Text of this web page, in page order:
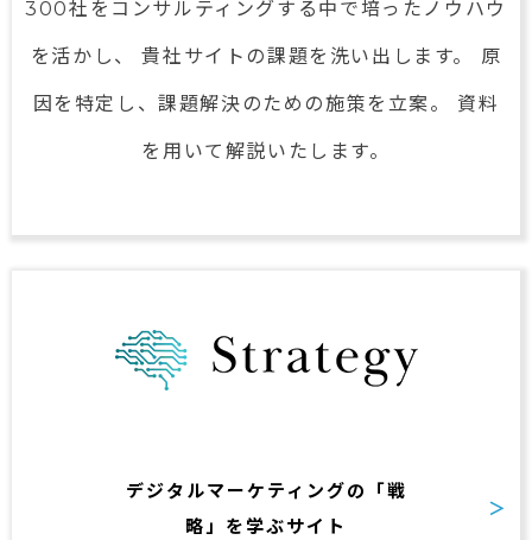
300社をコンサルティングする中で培ったノウハウ
を活かし、 貴社サイトの課題を洗い出します。 原
因を特定し、課題解決のための施策を立案。 資料
を用いて解説いたします。
デジタルマーケティングの
「戦
略」を学ぶサイト